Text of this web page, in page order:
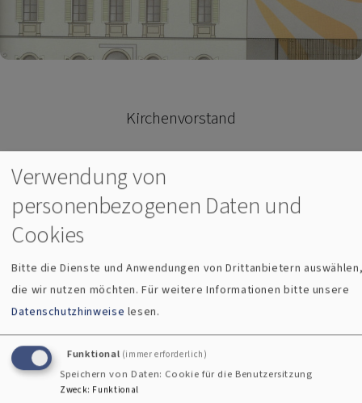
Kirchenvorstand
Der Kirchenvorstand ist das Team, das die Kirchengemeinde
leitet. Hauptamtliche und Kirchenvorsteher*innen arbeiten
darin gemeinsam an der Umsetzung der vielfältigen
Aufgaben, von der Gestaltung der
Orte
Verwendung von
personenbezogenen Daten und
Cookies
Bitte die Dienste und Anwendungen von Drittanbietern
die wir nutzen möchten.Für weitere Informationen bitte unsere
Datenschutzhinweise lesen.
Funktional (immer erforderlich)
Speichern von Daten: Cookie für die Benutzersitzung
Zweck: Funktional